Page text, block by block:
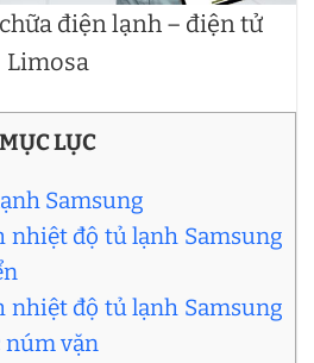
điện lạnh – điện tử
Limosa
MỤC LỤC
Samsung
nhiệt độ tủ lạnh Samsung
nhiệt độ tủ lạnh Samsung
núm vặn